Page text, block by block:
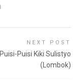
NEXT POST
Puisi-Puisi Kiki Sulistyo
(Lombok)